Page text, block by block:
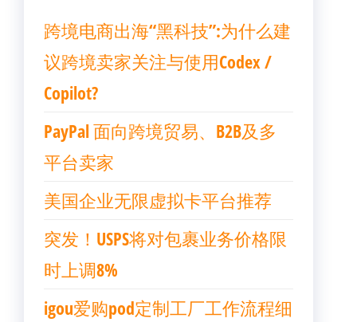
跨境电商出海“黑科技”:为什么建
议跨境卖家关注与使用Codex /
Copilot?
PayPal 面向跨境贸易、B2B及多
平台卖家
美国企业无限虚拟卡平台推荐
突发！USPS将对包裹业务价格限
时上调8%
igou爱购pod定制工厂工作流程细